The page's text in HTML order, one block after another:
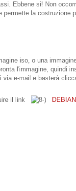
Ebbene si! Non
la costruzione
iso, o una
l'immagine, quindi
e-mail e basterà
il link